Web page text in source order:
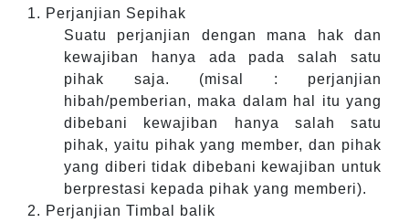
1. Perjanjian Sepihak
Suatu perjanjian dengan mana hak dan
kewajiban hanya ada pada salah satu
pihak saja. (misal : perjanjian
hibah/pemberian, maka dalam hal itu yang
dibebani kewajiban hanya salah satu
pihak, yaitu pihak yang member, dan pihak
yang diberi tidak dibebani kewajiban untuk
berprestasi kepada pihak yang memberi).
2. Perjanjian Timbal balik